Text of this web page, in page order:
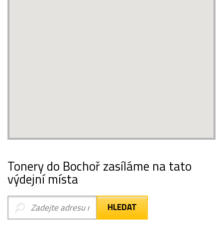
Tonery do Bochoř zasíláme na tato
výdejní místa